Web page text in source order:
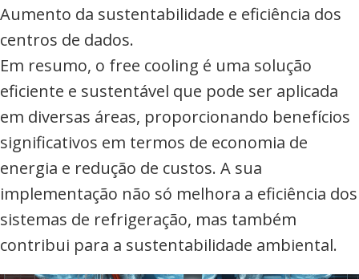
Aumento da sustentabilidade e eficiência dos
centros de dados.
Em resumo, o free cooling é uma solução
eficiente e sustentável que pode ser aplicada
em diversas áreas, proporcionando benefícios
significativos em termos de economia de
energia e redução de custos. A sua
implementação não só melhora a eficiência dos
sistemas de refrigeração, mas também
contribui para a sustentabilidade ambiental.